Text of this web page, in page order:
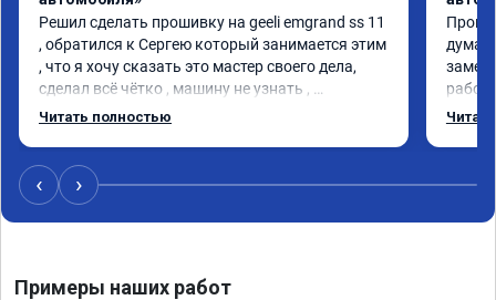
Решил сделать прошивку на geeli emgrand ss 11
, обратился к Сергею который занимается этим
, что я хочу сказать это мастер своего дела,
сделал всё чётко , машину не узнать ,
рекомендую мастера
Читать полностью
думал
‹ ›
Примеры наших работ